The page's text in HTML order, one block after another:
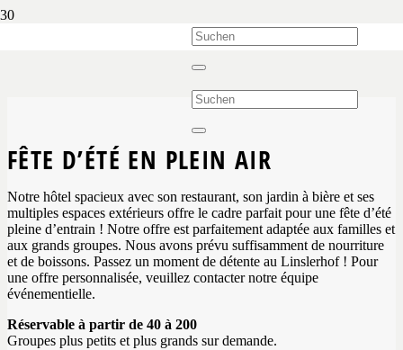
FÊTE D’ÉTÉ EN PLEIN AIR
Notre hôtel spacieux avec son restaurant, son jardin à bière et ses
multiples espaces extérieurs offre le cadre parfait pour une fête d’été
pleine d’entrain ! Notre offre est parfaitement adaptée aux familles et
aux grands groupes. Nous avons prévu suffisamment de nourriture
et de boissons. Passez un moment de détente au Linslerhof ! Pour
une offre personnalisée, veuillez contacter notre équipe
événementielle.
Réservable à partir de 40 à 200
Groupes plus petits et plus grands sur demande.